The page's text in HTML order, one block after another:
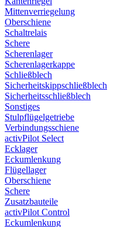
Mittenverriegelung
Oberschiene
Schaltrelais
Schere
Scherenlager
Scherenlagerkappe
Schließblech
Sicherheitskippschließblech
Sicherheitsschließblech
Sonstiges
Stulpflügelgetriebe
Verbindungsschiene
activPilot Select
Ecklager
Eckumlenkung
Flügellager
Oberschiene
Schere
Zusatzbauteile
activPilot Control
Eckumlenkung